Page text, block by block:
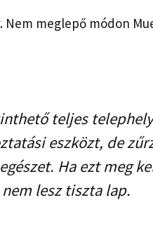
Nem meglepő módon
teljes
eszközt, de
Ha ezt meg
lesz tiszta lap.